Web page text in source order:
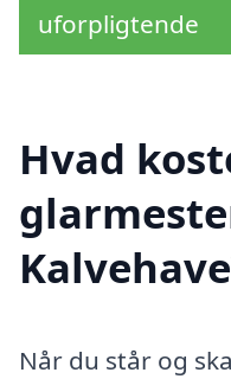
uforpligtende
Hvad
Når du står og